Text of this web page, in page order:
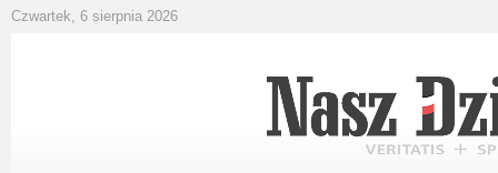
Czwartek, 6 sierpnia 2026